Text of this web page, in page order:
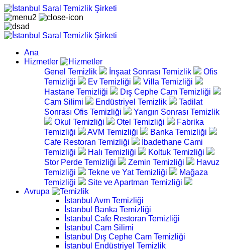
Ana
Hizmetler
Genel Temizlik
İnşaat Sonrası Temizlik
Ofis
Temizliği
Ev Temizliği
Villa Temizliği
Hastane Temizliği
Dış Cephe Cam Temizliği
Cam Silimi
Endüstriyel Temizlik
Tadilat
Sonrası Ofis Temizliği
Yangın Sonrası Temizlik
Okul Temizliği
Otel Temizliği
Fabrika
Temizliği
AVM Temizliği
Banka Temizliği
Cafe Restoran Temizliği
İbadethane Cami
Temizliği
Halı Temizliği
Koltuk Temizliği
Stor Perde Temizliği
Zemin Temizliği
Havuz
Temizliği
Tekne ve Yat Temizliği
Mağaza
Temizliği
Site ve Apartman Temizliği
Avrupa
İstanbul Avm Temizliği
İstanbul Banka Temizliği
İstanbul Cafe Restoran Temizliği
İstanbul Cam Silimi
İstanbul Dış Cephe Cam Temizliği
İstanbul Endüstriyel Temizlik